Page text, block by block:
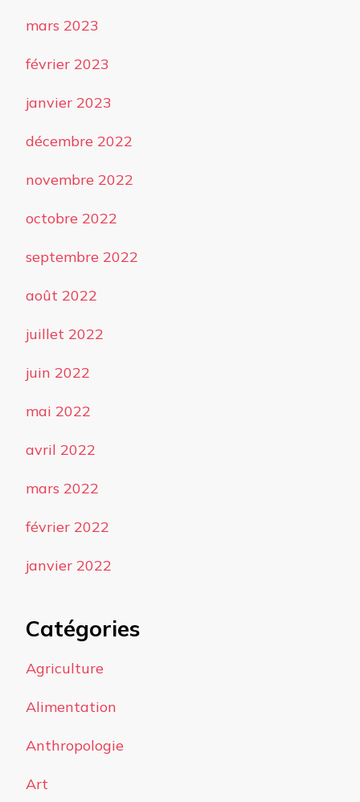
mars 2023
février 2023
janvier 2023
décembre 2022
novembre 2022
octobre 2022
septembre 2022
août 2022
juillet 2022
juin 2022
mai 2022
avril 2022
mars 2022
février 2022
janvier 2022
Catégories
Agriculture
Alimentation
Anthropologie
Art